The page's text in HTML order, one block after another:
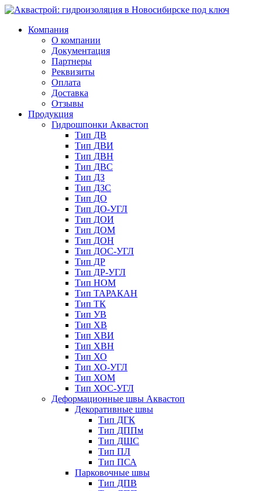
Компания
О компании
Документация
Партнеры
Реквизиты
Оплата
Доставка
Отзывы
Продукция
Гидрошпонки Аквастоп
Тип ДВ
Тип ДВИ
Тип ДВН
Тип ДВС
Тип ДЗ
Тип ДЗС
Тип ДО
Тип ДО-УГЛ
Тип ДОИ
Тип ДОМ
Тип ДОН
Тип ДОС-УГЛ
Тип ДР
Тип ДР-УГЛ
Тип НОМ
Тип ТАРАКАН
Тип ТК
Тип УВ
Тип ХВ
Тип ХВИ
Тип ХВН
Тип ХО
Тип ХО-УГЛ
Тип ХОМ
Тип ХОС-УГЛ
Деформационные швы Аквастоп
Декоративные швы
Тип ДГК
Тип ДППм
Тип ДШС
Тип ПЛ
Тип ПСА
Парковочные швы
Тип ДПВ